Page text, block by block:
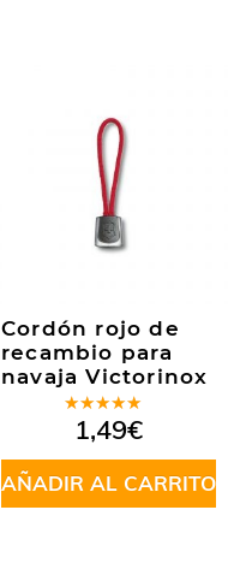
Cordón rojo de
recambio para
navaja Victorinox
Valorado
en5.00de
5
1,49€
AÑADIR AL CARRITO